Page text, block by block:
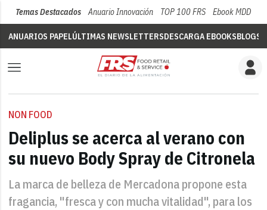
Temas Destacados Anuario Innovación TOP 100 FRS Ebook MDD
ANUARIOS PAPELÚLTIMAS NEWSLETTERSDESCARGA EBOOKSBLOGS
NON FOOD
Deliplus se acerca al verano con
su nuevo Body Spray de Citronela
La marca de belleza de Mercadona propone esta
fragancia, "fresca y con mucha vitalidad", para los